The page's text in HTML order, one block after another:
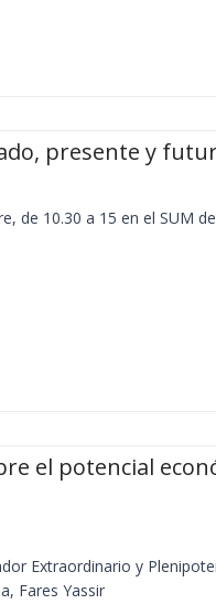
presente y
de 10.30 a 15 en el SUM
el potencial
Extraordinario y
Fares Yassir